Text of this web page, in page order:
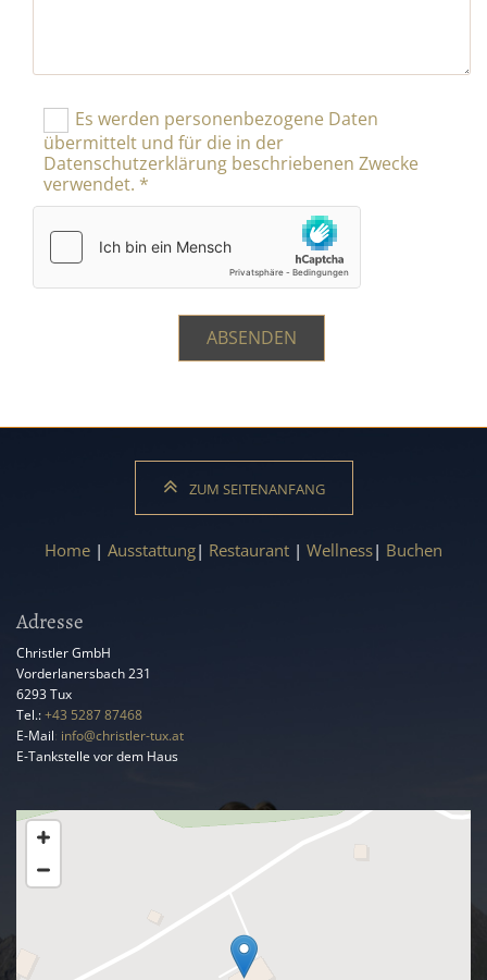
Es werden personenbezogene Daten
übermittelt und für die in der
Datenschutzerklärung beschriebenen Zwecke
verwendet. *
ZUM SEITENANFANG
Home | Ausstattung| Restaurant | Wellness| Buchen
Adresse
Christler GmbH
Vorderlanersbach 231
6293Tux
Tel.:+43 5287 87468
E-Mail: info@christler-tux.at
E-Tankstelle vor dem Haus